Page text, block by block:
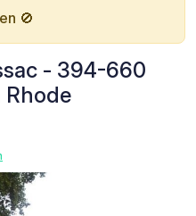
🚫
- 394-660
Rhode